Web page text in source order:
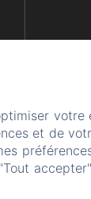
votre
et de